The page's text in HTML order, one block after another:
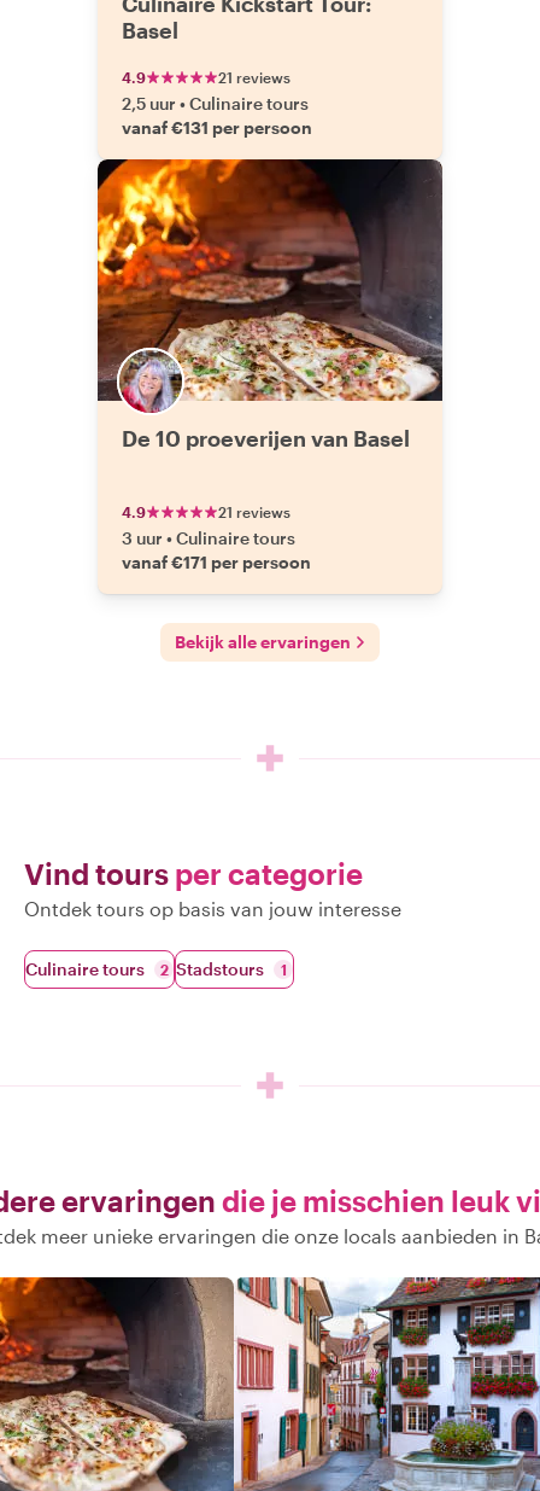
Basel
4.9 21 reviews
2,5 uur •Culinaire tours
vanaf €131 per persoon
De 10 proeverijen van Basel
4.9 21 reviews
3 uur •Culinaire tours
vanaf €171 per persoon
Bekijk alle ervaringen
Vind tours per categorie
Ontdek tours op basis van jouw interesse
Culinaire tours 2 Stadstours 1
ervaringen die je misschien leuk
meer unieke ervaringen die onze locals aanbieden in